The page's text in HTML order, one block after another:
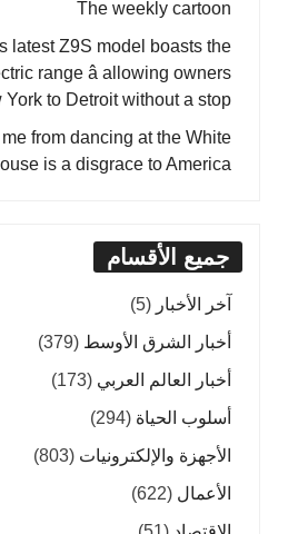
The weekly cartoon
latest Z9S model boasts the
range â allowing owners
York to Detroit without a stop
from dancing at the White
is a disgrace to America
جميع الأقسام
آخر الأخبار (5)
أخبار الشرق الأوسط (379)
أخبار العالم العربي (173)
أسلوب الحياة (294)
الأجهزة والإلكترونيات (803)
الأعمال (622)